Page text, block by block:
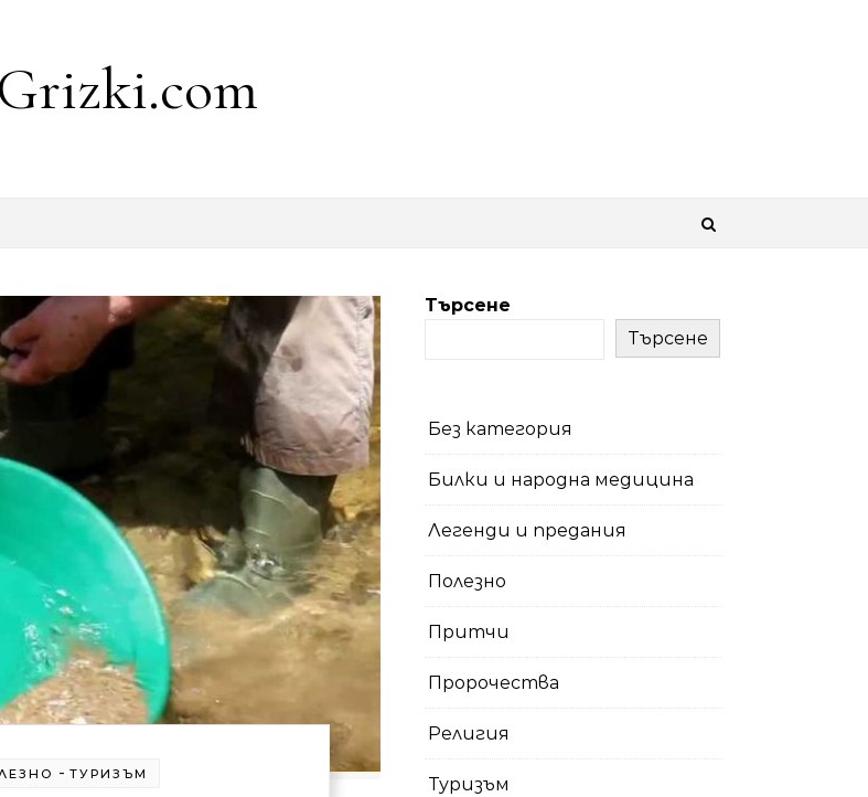
Grizki.com
- ТУРИЗЪМ
Търсене
Търсене
Без категория
Билки и народна медицина
Легенди и предания
Полезно
Притчи
Пророчества
Религия
Туризъм